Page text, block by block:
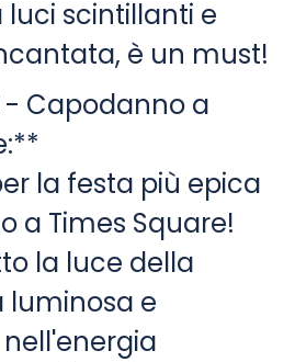
scintillanti e
è un must!
- Capodanno a
la festa più epica
a Times Square!
la luce della
e